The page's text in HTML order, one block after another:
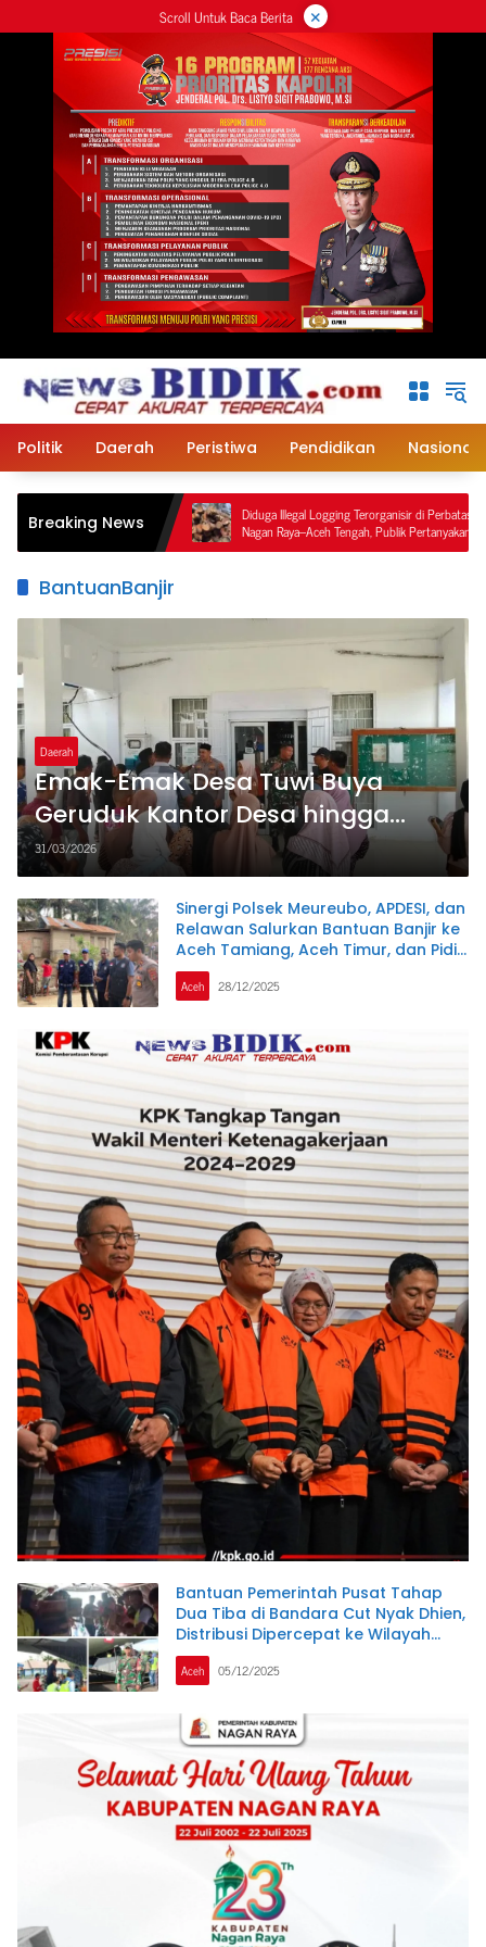
ke
Scroll Untuk Baca Berita ×
Politik Daerah Peristiwa Pendidikan Nasional
Breaking News
Tiga
Diduga Illegal Logging Terorganisir di Perbatasan
Nagan Raya–Aceh Tengah, Publik Pertanyakan
Ketegasan APH dan Satgas PKH
BantuanBanjir
Daerah
Emak-Emak Desa Tuwi Buya
Geruduk Kantor Desa hingga
Kecamatan, Tuntut Keadilan
Bantuan Banjir
31/03/2026
Sinergi Polsek Meureubo, APDESI, dan
Relawan Salurkan Bantuan Banjir ke
Aceh Tamiang, Aceh Timur, dan Pidie
Jaya
Aceh 28/12/2025
Bantuan Pemerintah Pusat Tahap
Dua Tiba di Bandara Cut Nyak Dhien,
Distribusi Dipercepat ke Wilayah
Terisolir
Aceh 05/12/2025